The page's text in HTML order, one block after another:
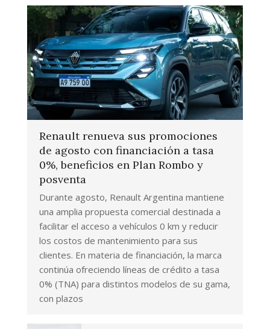
Renault renueva sus promociones
de agosto con financiación a tasa
0%, beneficios en Plan Rombo y
posventa
Durante agosto, Renault Argentina mantiene
una amplia propuesta comercial destinada a
facilitar el acceso a vehículos 0 km y reducir
los costos de mantenimiento para sus
clientes. En materia de financiación, la marca
continúa ofreciendo líneas de crédito a tasa
0% (TNA) para distintos modelos de su gama,
con plazos